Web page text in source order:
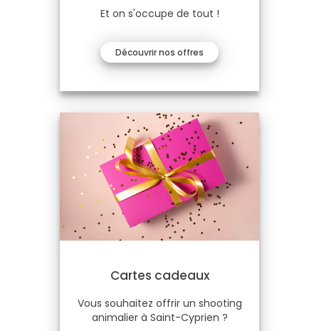
Et on s'occupe de tout !
Découvrir nos offres
Cartes cadeaux
Vous souhaitez offrir un shooting
animalier à Saint-Cyprien ?